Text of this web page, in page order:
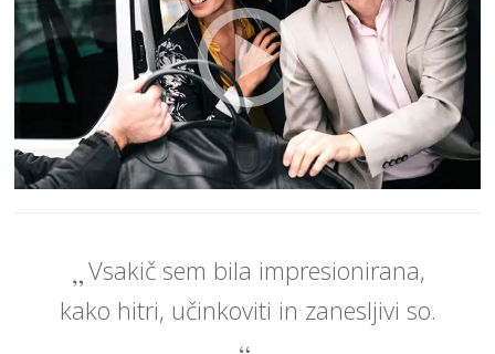
Vsakič sem bila impresionirana,
kako hitri, učinkoviti in zanesljivi so.